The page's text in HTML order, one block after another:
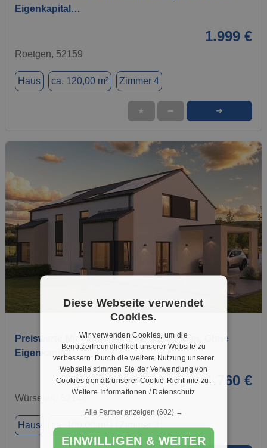
Eigenkapital…
1.999 €
Roetgen, 52159
Haus ca. 120,00 m² Zimmer 4
★ ➦ ➜
1 / 4
Preiswerte MietkaufImmobilie abzugeben. Ohne
Eigenkapital…
1.760 €
Würselen, 52146
Haus ca. 100,00 m² Zimmer 3
Diese Webseite verwendet
Cookies.
Wir verwenden Cookies, um die
Benutzerfreundlichkeit unserer Website zu
verbessern. Durch die weitere Nutzung unserer
Webseite stimmen Sie der Verwendung von
Cookies gemäß unserer Cookie-Richtlinie zu.
Weitere Informationen / Datenschutz
Alle Partner anzeigen (602) →
EINWILLIGEN & WEITER